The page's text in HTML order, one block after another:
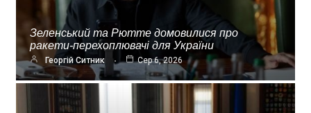
Зеленський та Рютте домовилися про
ракети-перехоплювачі для України
Георгій Ситник Сер 6, 2026